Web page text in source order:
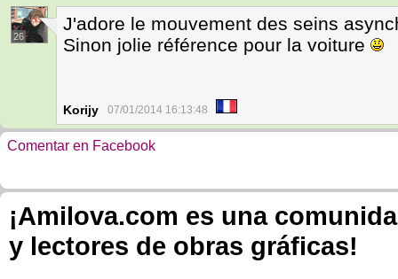
26
J'adore le mouvement des seins
Sinon jolie référence pour la voiture
Korijy 07/01/2014 16:13:48
Comentar en Facebook
¡Amilova.com es una
y lectores de obras gráficas!